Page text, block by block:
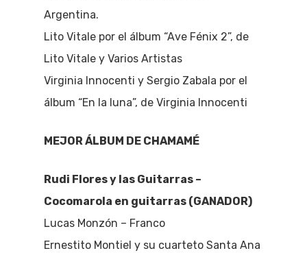
Argentina.
Lito Vitale por el álbum “Ave Fénix 2”, de
Lito Vitale y Varios Artistas
Virginia Innocenti y Sergio Zabala por el
álbum “En la luna”, de Virginia Innocenti
MEJOR ÁLBUM DE CHAMAMÉ
Rudi Flores y las Guitarras –
Cocomarola en guitarras (GANADOR)
Lucas Monzón – Franco
Ernestito Montiel y su cuarteto Santa Ana